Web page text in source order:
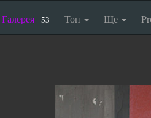
Галерея +53 Топ Ще